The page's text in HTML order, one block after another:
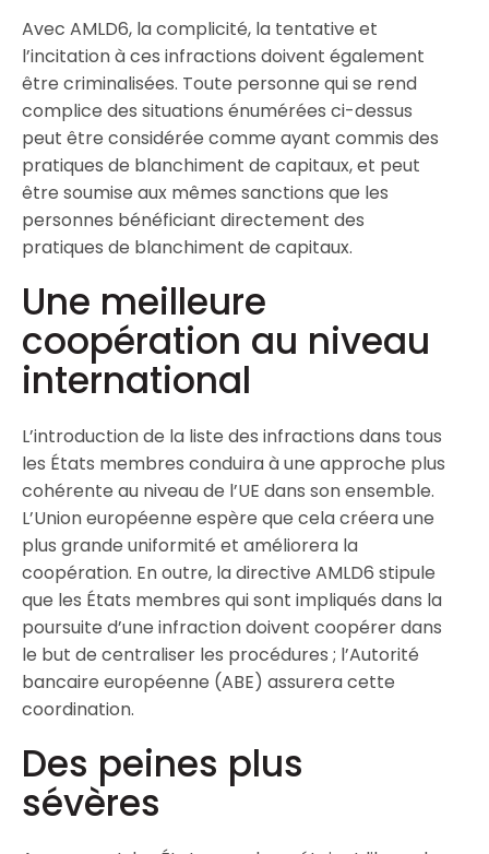
Avec AMLD6, la complicité, la tentative et
l’incitation à ces infractions doivent également
être criminalisées. Toute personne qui se rend
complice des situations énumérées ci-dessus
peut être considérée comme ayant commis des
pratiques de blanchiment de capitaux, et peut
être soumise aux mêmes sanctions que les
personnes bénéficiant directement des
pratiques de blanchiment de capitaux.
Une meilleure
coopération au niveau
international
L’introduction de la liste des infractions dans tous
les États membres conduira à une approche plus
cohérente au niveau de l’UE dans son ensemble.
L’Union européenne espère que cela créera une
plus grande uniformité et améliorera la
coopération. En outre, la directive AMLD6 stipule
que les États membres qui sont impliqués dans la
poursuite d’une infraction doivent coopérer dans
le but de centraliser les procédures ; l’Autorité
bancaire européenne (ABE) assurera cette
coordination.
Des peines plus
sévères